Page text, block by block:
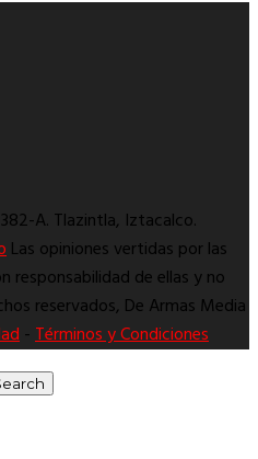
A. Tlazintla, Iztacalco.
Las opiniones vertidas por las
responsabilidad de ellas y no
reservados, De Armas Media
-Términos y Condiciones